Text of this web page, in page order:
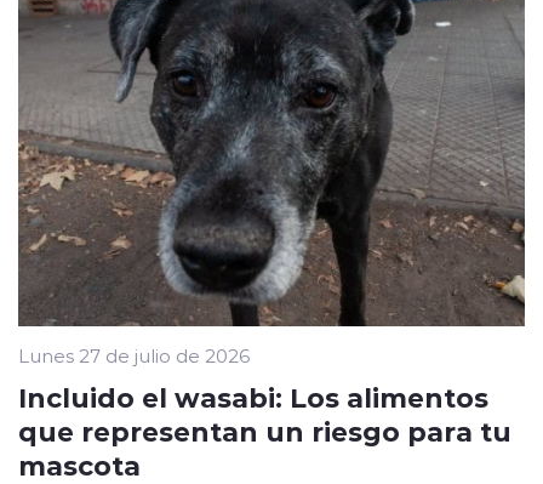
Lunes 27 de julio de 2026
Incluido el wasabi: Los alimentos
que representan un riesgo para tu
mascota